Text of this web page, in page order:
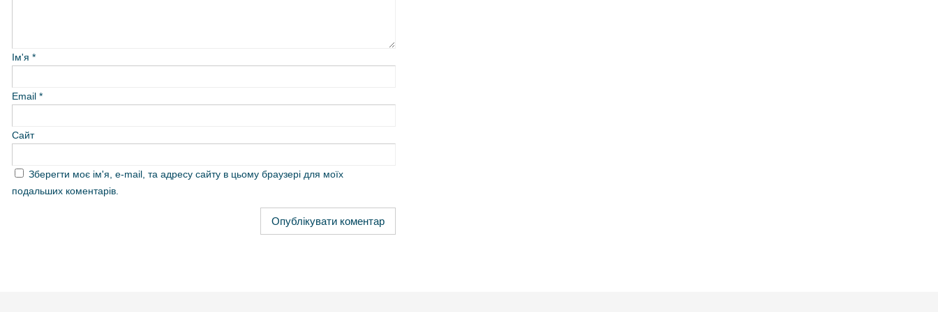
Ім'я *
Email *
Сайт
Зберегти моє ім'я, e-mail, та адресу сайту в цьому браузері для моїх
подальших коментарів.